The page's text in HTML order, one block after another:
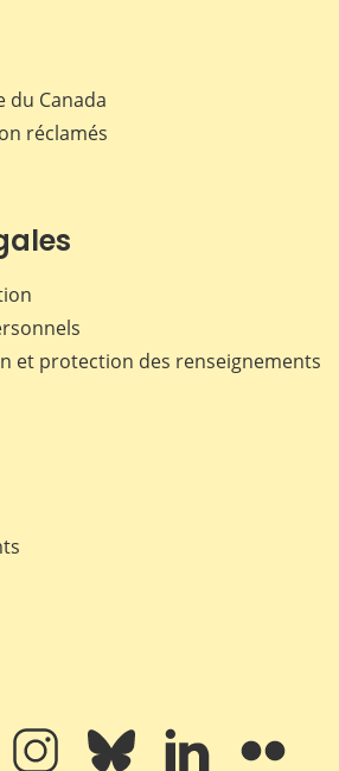
du Canada
réclamés
et protection des renseignements